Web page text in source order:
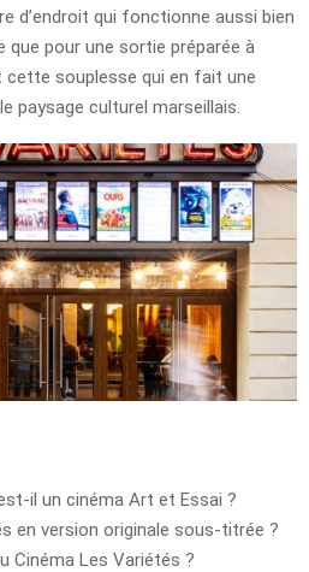
d’endroit qui fonctionne aussi bien
que pour une sortie préparée à
cette souplesse qui en fait une
paysage culturel marseillais.
il un cinéma Art et Essai ?
en version originale sous-titrée ?
Cinéma Les Variétés ?